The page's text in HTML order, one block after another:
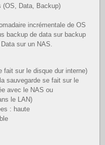
(OS, Data, Backup)
incrémentale de OS
backup de data sur backup
sur un NAS.
fait sur le disque dur interne)
sauvegarde se fait sur le
avec le NAS ou
le LAN)
: haute